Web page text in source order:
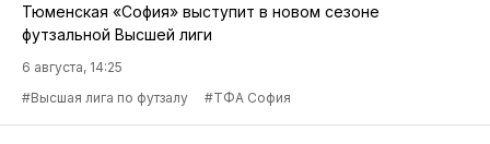
Тюменская «София» выступит в новом сезоне
футзальной Высшей лиги
6 августа, 14:25
#Высшая лига по футзалу
#ТФА София